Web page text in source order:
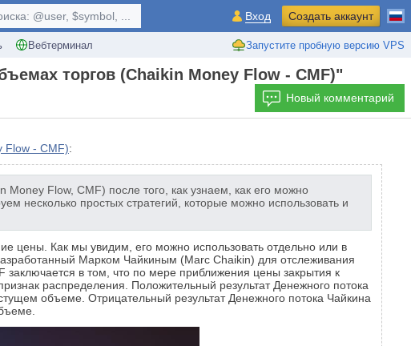
Вебтерминал Запустите пробную версию VPS
@user, $symbol, ... Вход Создать аккаунт
торгов (Chaikin Money Flow - CMF)"
Новый комментарий
Flow - CMF):
Flow, CMF) после того, как узнаем, как его можно
несколько простых стратегий, которые можно использовать и
цены. Как мы увидим, его можно использовать отдельно или в
Марком Чайкиным (Marc Chaikin) для отслеживания
в том, что по мере приближения цены закрытия к
распределения. Положительный результат Денежного потока
объеме. Отрицательный результат Денежного потока Чайкина